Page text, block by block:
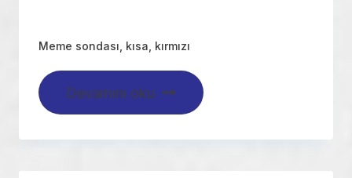
Meme sondası, kısa, kırmızı
Devamını oku